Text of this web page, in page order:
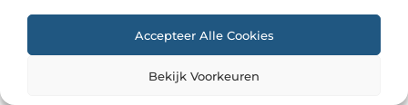
Accepteer Alle Cookies
Bekijk Voorkeuren